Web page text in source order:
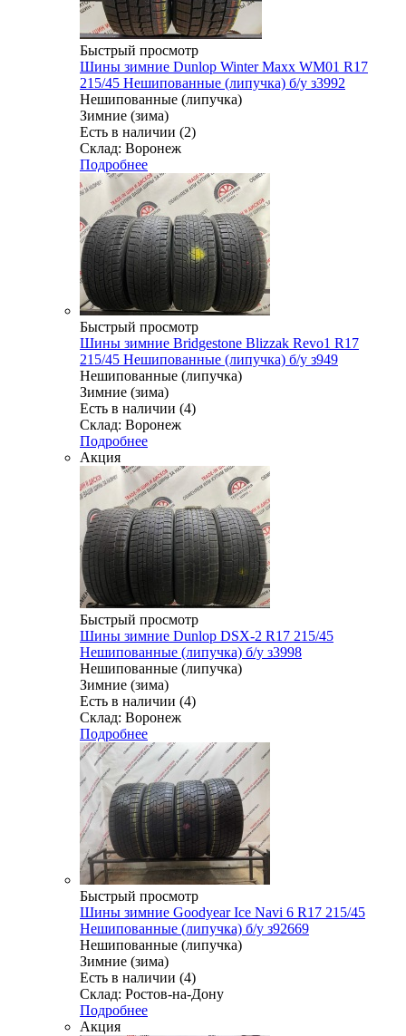
Быстрый просмотр
Шины зимние Dunlop Winter Maxx WM01 R17
215/45 Нешипованные (липучка) б/у з3992
Нешипованные (липучка)
Зимние (зима)
Есть в наличии (2)
Склад: Воронеж
Подробнее
Быстрый просмотр
Шины зимние Bridgestone Blizzak Revo1 R17
215/45 Нешипованные (липучка) б/у з949
Нешипованные (липучка)
Зимние (зима)
Есть в наличии (4)
Склад: Воронеж
Подробнее
Акция
Быстрый просмотр
Шины зимние Dunlop DSX-2 R17 215/45
Нешипованные (липучка) б/у з3998
Нешипованные (липучка)
Зимние (зима)
Есть в наличии (4)
Склад: Воронеж
Подробнее
Быстрый просмотр
Шины зимние Goodyear Ice Navi 6 R17 215/45
Нешипованные (липучка) б/у з92669
Нешипованные (липучка)
Зимние (зима)
Есть в наличии (4)
Склад: Ростов-на-Дону
Подробнее
Акция